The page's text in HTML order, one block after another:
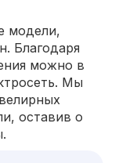
модели,
Благодаря
можно в
Мы
оставив о